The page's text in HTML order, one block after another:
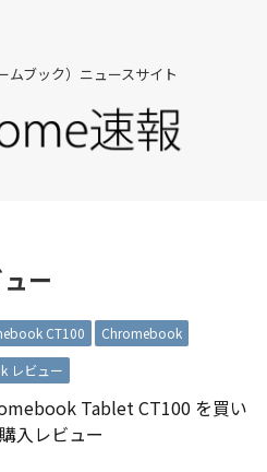
ブック）ニュースサイト
ー
CT100
Chromebook
レビュー
Tablet CT100 を買い
入レビュー